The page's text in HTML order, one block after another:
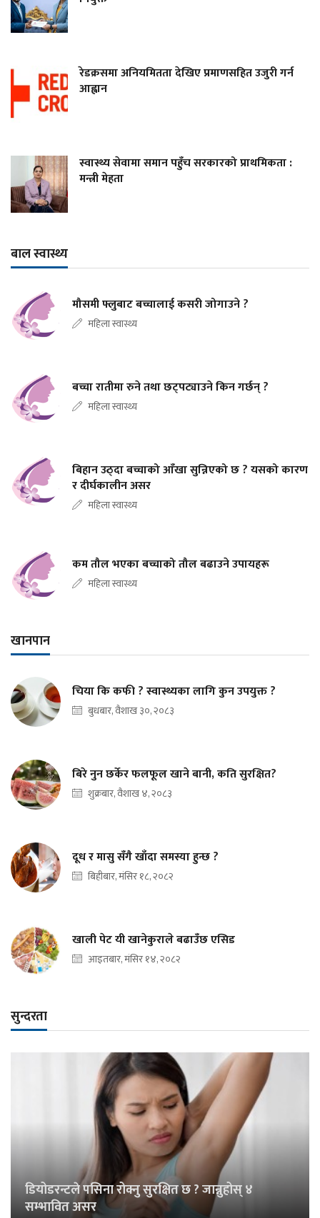
रेडक्रसमा अनियमितता देखिए प्रमाणसहित उजुरी गर्न
आह्वान
स्वास्थ्य सेवामा समान पहुँच सरकारको प्राथमिकता :
मन्त्री मेहता
बाल स्वास्थ्य
मौसमी फ्लुबाट बच्चालाई कसरी जोगाउने ?
महिला स्वास्थ्य
बच्चा रातीमा रुने तथा छट्पट्याउने किन गर्छन् ?
महिला स्वास्थ्य
बिहान उठ्दा बच्चाको आँखा सुन्निएको छ ? यसको कारण
र दीर्घकालीन असर
महिला स्वास्थ्य
कम तौल भएका बच्चाको तौल बढाउने उपायहरू
महिला स्वास्थ्य
खानपान
चिया कि कफी ? स्वास्थ्यका लागि कुन उपयुक्त ?
बुधबार, वैशाख ३०, २०८३
बिरे नुन छर्केर फलफूल खाने बानी, कति सुरक्षित?
शुक्रबार, वैशाख ४, २०८३
दूध र मासु सँगै खाँदा समस्या हुन्छ ?
बिहीबार, मंसिर १८, २०८२
खाली पेट यी खानेकुराले बढाउँछ एसिड
आइतबार, मंसिर १४, २०८२
सुन्दरता
डियोडरन्टले पसिना रोक्नु सुरक्षित छ ? जान्नुहोस् ४
सम्भावित असर